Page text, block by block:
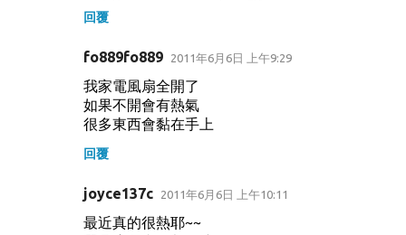
回覆
fo889fo889 2011年6月6日 上午9:29
我家電風扇全開了
如果不開會有熱氣
很多東西會黏在手上
回覆
joyce137c 2011年6月6日 上午10:11
最近真的很熱耶~~